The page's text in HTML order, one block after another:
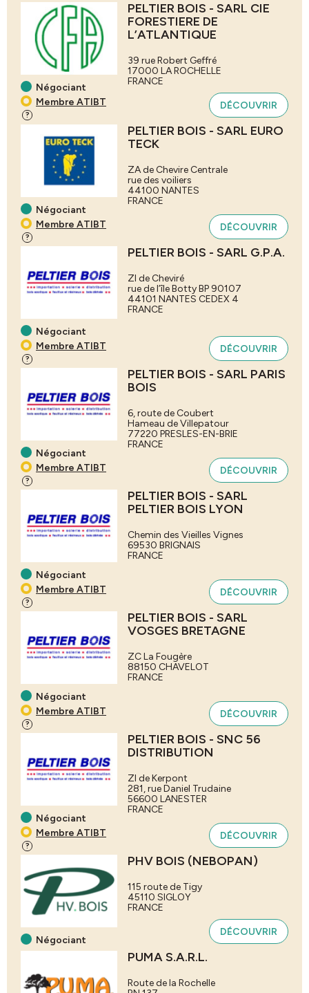
Négociant
Membre ATIBT
?
PELTIER BOIS - SARL CIE
FORESTIERE DE
L’ATLANTIQUE
39 rue Robert Geffré
17000 LA ROCHELLE
FRANCE
DÉCOUVRIR
Négociant
Membre ATIBT
?
PELTIER BOIS - SARL EURO
TECK
ZA de Chevire Centrale
rue des voiliers
44100 NANTES
FRANCE
DÉCOUVRIR
Négociant
Membre ATIBT
?
PELTIER BOIS - SARL G.P.A.
ZI de Cheviré
rue de l’île Botty BP 90107
44101 NANTES CEDEX 4
FRANCE
DÉCOUVRIR
Négociant
Membre ATIBT
?
PELTIER BOIS - SARL PARIS
BOIS
6, route de Coubert
Hameau de Villepatour
77220 PRESLES-EN-BRIE
FRANCE
DÉCOUVRIR
Négociant
Membre ATIBT
?
PELTIER BOIS - SARL
PELTIER BOIS LYON
Chemin des Vieilles Vignes
69530 BRIGNAIS
FRANCE
DÉCOUVRIR
Négociant
Membre ATIBT
?
PELTIER BOIS - SARL
VOSGES BRETAGNE
ZC La Fougère
88150 CHAVELOT
FRANCE
DÉCOUVRIR
Négociant
Membre ATIBT
?
PELTIER BOIS - SNC 56
DISTRIBUTION
ZI de Kerpont
281, rue Daniel Trudaine
56600 LANESTER
FRANCE
DÉCOUVRIR
Négociant
PHV BOIS (NEBOPAN)
115 route de Tigy
45110 SIGLOY
FRANCE
DÉCOUVRIR
PUMA S.A.R.L.
Route de la Rochelle